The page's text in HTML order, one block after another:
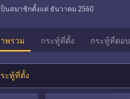
ป็นสมาชิกตั้งแต่ ธันวาคม 2560
พรวม กระทู้ที่ตั้ง กระทู้ที่ตอบ
ะทู้ที่ตั้ง